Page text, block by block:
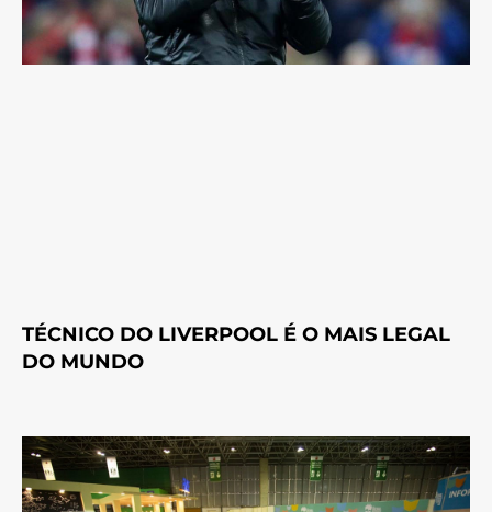
TÉCNICO DO LIVERPOOL É O MAIS LEGAL
DO MUNDO